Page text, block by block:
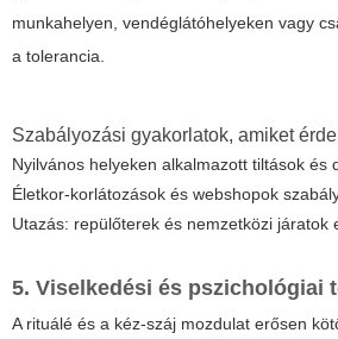
munkahelyen, vendéglátóhelyeken vagy
a tolerancia.
Szabályozási gyakorlatok, amiket
Nyilvános helyeken alkalmazott tiltások és
Életkor-korlátozások és webshopok
Utazás: repülőterek és nemzetközi járatok
5. Viselkedési és pszichológiai
A rituálé és a kéz-száj mozdulat erősen